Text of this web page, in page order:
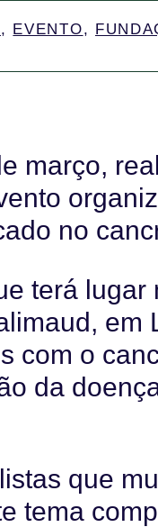
, EVENTO,
março,
no
terá
em
com o
da
que
tema